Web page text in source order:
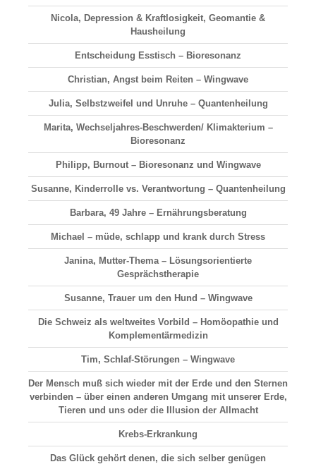
Nicola, Depression & Kraftlosigkeit, Geomantie &
Hausheilung
Entscheidung Esstisch – Bioresonanz
Christian, Angst beim Reiten – Wingwave
Julia, Selbstzweifel und Unruhe – Quantenheilung
Marita, Wechseljahres-Beschwerden/ Klimakterium –
Bioresonanz
Philipp, Burnout – Bioresonanz und Wingwave
Susanne, Kinderrolle vs. Verantwortung – Quantenheilung
Barbara, 49 Jahre – Ernährungsberatung
Michael – müde, schlapp und krank durch Stress
Janina, Mutter-Thema – Lösungsorientierte
Gesprächstherapie
Susanne, Trauer um den Hund – Wingwave
Die Schweiz als weltweites Vorbild – Homöopathie und
Komplementärmedizin
Tim, Schlaf-Störungen – Wingwave
Der Mensch muß sich wieder mit der Erde und den Sternen
verbinden – über einen anderen Umgang mit unserer Erde,
Tieren und uns oder die Illusion der Allmacht
Krebs-Erkrankung
Das Glück gehört denen, die sich selber genügen